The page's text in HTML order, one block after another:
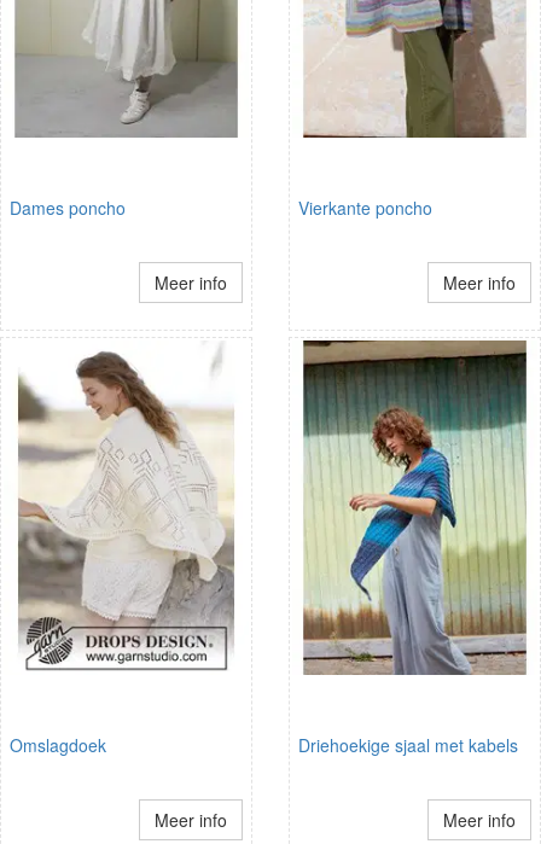
Dames poncho
Meer info
Vierkante poncho
Meer info
Omslagdoek
Meer info
Driehoekige sjaal met kabels
Meer info